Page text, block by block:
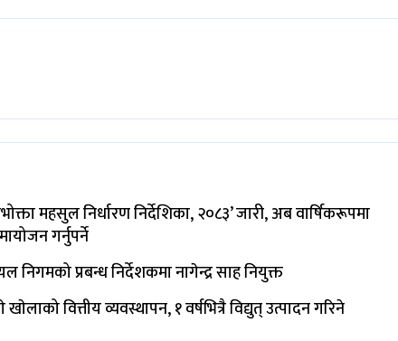
महसुल निर्धारण निर्देशिका, २०८३’ जारी, अब वार्षिकरूपमा
गर्नुपर्ने
प्रबन्ध निर्देशकमा नागेन्द्र साह नियुक्त
वित्तीय व्यवस्थापन, १ वर्षभित्रै विद्युत् उत्पादन गरिने